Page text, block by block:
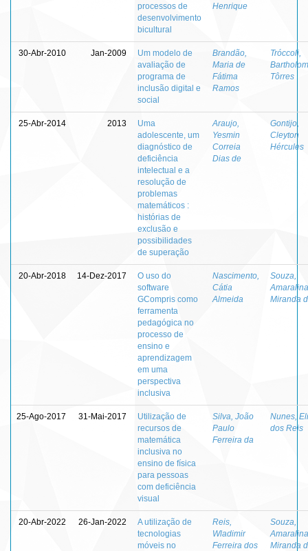
processos de
desenvolvimento
bicultural
Henrique
30-Abr-2010 Jan-2009
Um modelo de
avaliação de
programa de
inclusão digital e
social
Brandão,
Maria de
Fátima
Ramos
Tróccoli,
Tôrres
25-Abr-2014 2013
Uma
adolescente, um
diagnóstico de
deficiência
intelectual e a
resolução de
problemas
matemáticos :
histórias de
exclusão e
possibilidades
de superação
Araujo,
Yesmin
Correia
Dias de
Gontijo,
Cleyton
Hércules
20-Abr-2018 14-Dez-2017
O uso do
software
GCompris como
ferramenta
pedagógica no
processo de
ensino e
aprendizagem
em uma
perspectiva
inclusiva
Nascimento,
Cátia
Almeida
Souza,
Amaralina
Miranda
25-Ago-2017 31-Mai-2017
Utilização de
recursos de
matemática
inclusiva no
ensino de física
para pessoas
com deficiência
visual
Silva, João
Paulo
Ferreira da
Nunes,
dos Reis
20-Abr-2022 26-Jan-2022
A utilização de
tecnologias
móveis no
Reis,
Wladimir
Ferreira dos
Souza,
Amaralina
Miranda